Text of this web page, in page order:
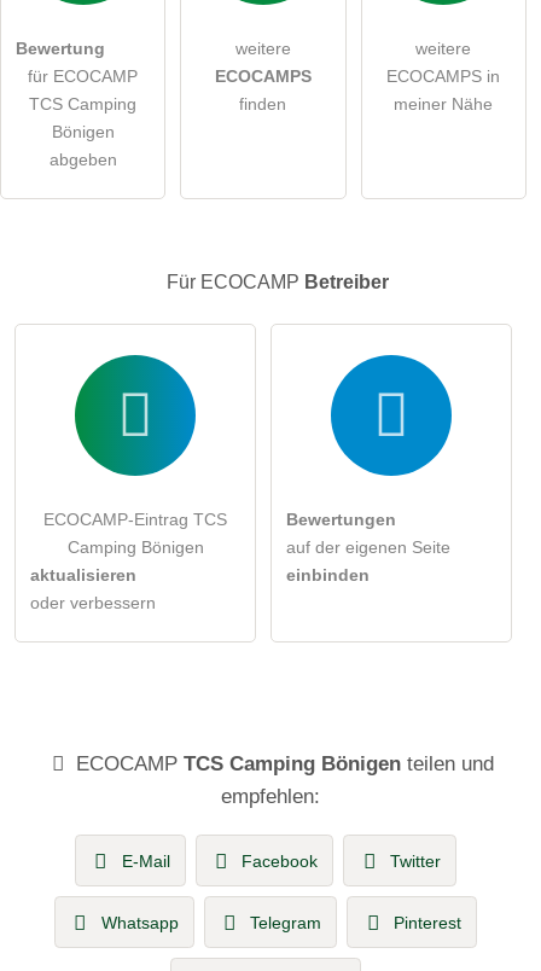
Besucher sichtbar
Klicken Sie hier um eine
Bewertung
für ECOCAMP
TCS Camping
Bönigen
abgeben
weitere
ECOCAMPS
finden
weitere
ECOCAMPS in
meiner Nähe
Für ECOCAMP Betreiber
ECOCAMP-Eintrag TCS
Camping Bönigen
aktualisieren
oder verbessern
Bewertungen
auf der eigenen Seite
einbinden
ECOCAMP TCS Camping Bönigenteilen und
empfehlen:
E-Mail Facebook Twitter
Whatsapp Telegram Pinterest